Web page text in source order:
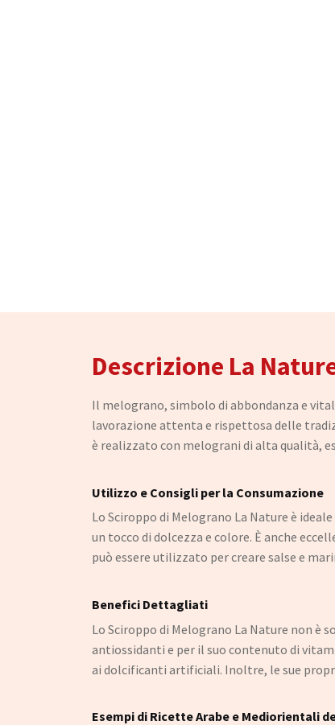
Descrizione La
Il melograno, simbolo di abbondanza e
lavorazione attenta e rispettosa delle
è realizzato con melograni di alta qualità,
Utilizzo e Consigli per la Consumazione
Lo Sciroppo di Melograno La Nature è
un tocco di dolcezza e colore. È anche
può essere utilizzato per creare salse e
Benefici Dettagliati
Lo Sciroppo di Melograno La Nature non è
antiossidanti e per il suo contenuto di
ai dolcificanti artificiali. Inoltre, le sue
Esempi di Ricette Arabe e Mediorientali